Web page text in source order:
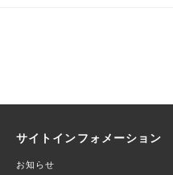
サイトインフォメーション
お知らせ